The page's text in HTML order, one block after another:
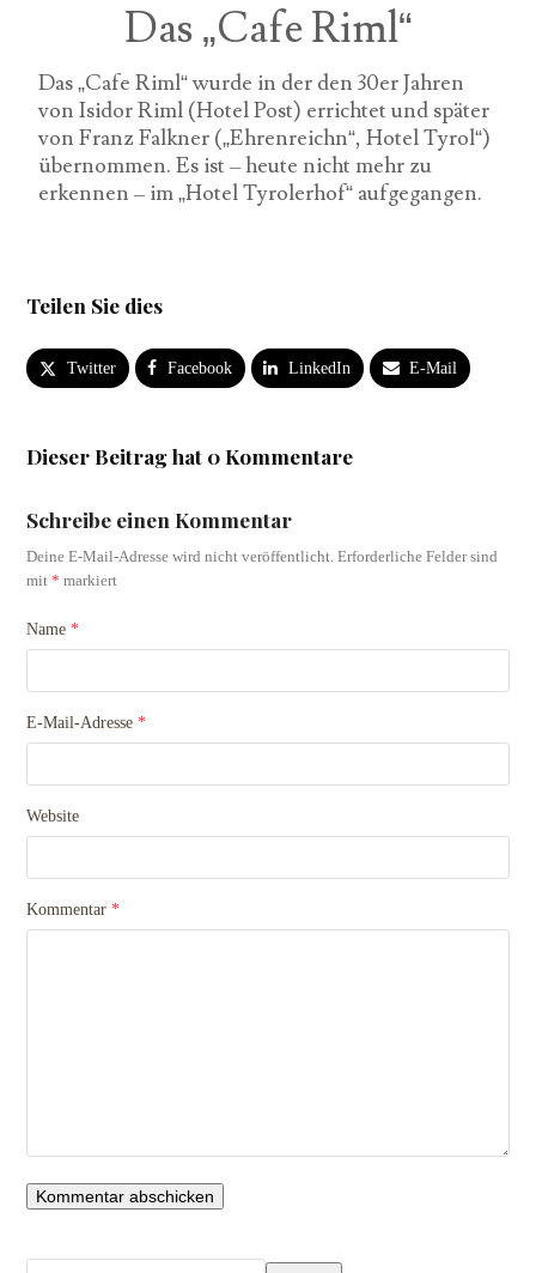
Das „Cafe Riml“
Das „Cafe Riml“ wurde in der den 30er Jahren
von Isidor Riml (Hotel Post) errichtet und später
von Franz Falkner („Ehrenreichn“, Hotel Tyrol“)
übernommen. Es ist – heute nicht mehr zu
erkennen – im „Hotel Tyrolerhof“ aufgegangen.
Teilen Sie dies
Twitter Facebook LinkedIn E-Mail
Dieser Beitrag hat 0 Kommentare
Schreibe einen Kommentar
Deine E-Mail-Adresse wird nicht veröffentlicht. Erforderliche Felder sind
mit* markiert
Name*
E-Mail-Adresse*
Website
Kommentar*